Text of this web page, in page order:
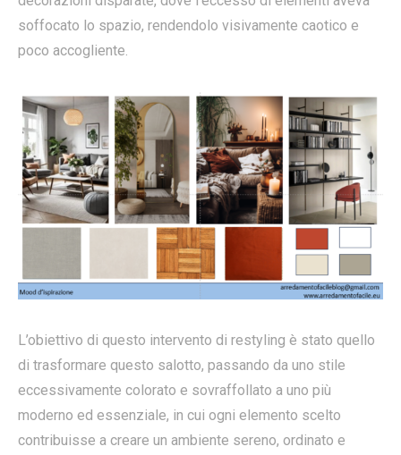
soffocato lo spazio, rendendolo visivamente caotico e
poco accogliente.
L’obiettivo di questo intervento di restyling è stato quello
di trasformare questo salotto, passando da uno stile
eccessivamente colorato e sovraffollato a uno più
moderno ed essenziale, in cui ogni elemento scelto
contribuisse a creare un ambiente sereno, ordinato e